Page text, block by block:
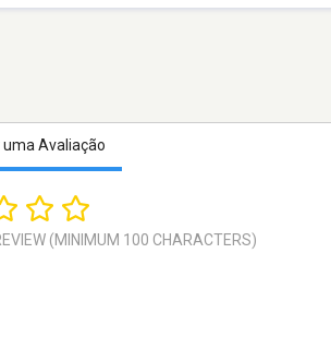
uma Avaliação